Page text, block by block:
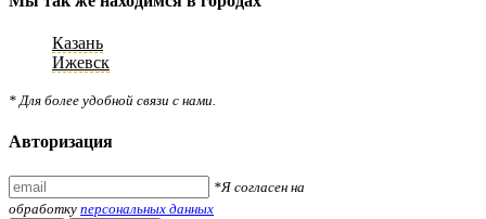
Казань
Ижевск
* Для более удобной связи с нами.
Авторизация
*Я согласен на
обработку персональных данных